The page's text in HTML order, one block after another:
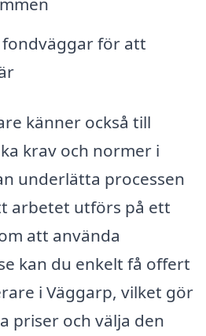
för att
känner också till
krav och normer i
underlätta processen
arbetet utförs på ett
att använda
kan du enkelt få offert
i Väggarp, vilket gör
priser och välja den